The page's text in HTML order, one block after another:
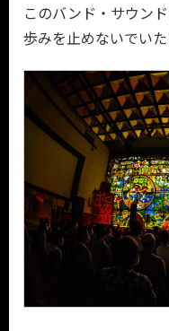
このバンド・サウン
歩みを止めないでいた